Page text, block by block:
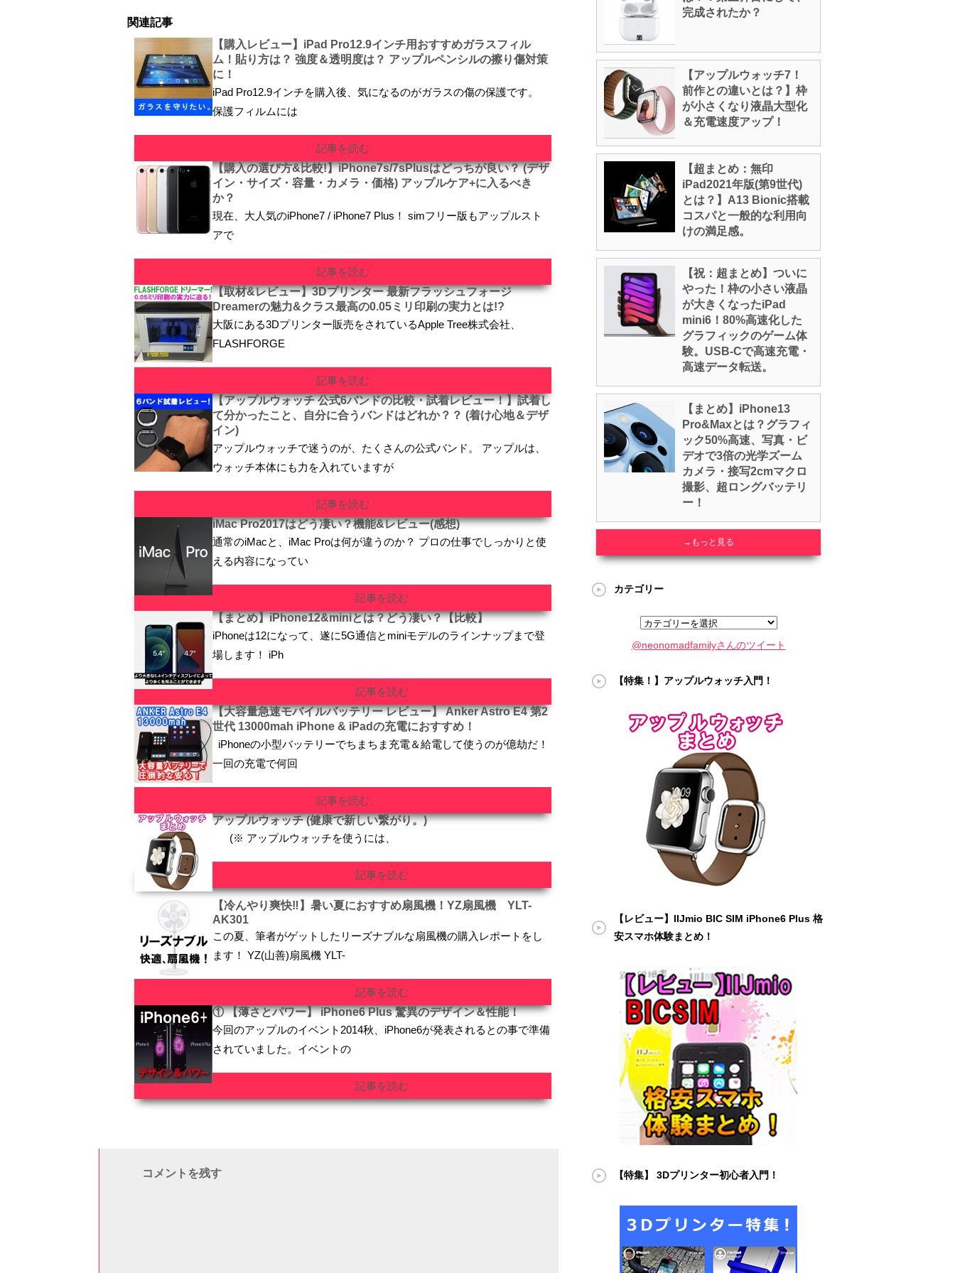
関連記事
【購入レビュー】iPad Pro12.9インチ用おすすめガラスフィル
ム！貼り方は？ 強度＆透明度は？ アップルペンシルの擦り傷対策
に！
iPad Pro12.9インチを購入後、気になるのがガラスの傷の保護です。
保護フィルムには
記事を読む
【購入の選び方&比較!】iPhone7s/7sPlusはどっちが良い？ (デザ
イン・サイズ・容量・カメラ・価格) アップルケア+に入るべき
か？
現在、大人気のiPhone7 / iPhone7 Plus！ simフリー版もアップルスト
アで
記事を読む
【取材&レビュー】3Dプリンター 最新フラッシュフォージ
Dreamerの魅力&クラス最高の0.05ミリ印刷の実力とは!?
大阪にある3Dプリンター販売をされているApple Tree株式会社、
FLASHFORGE
記事を読む
【アップルウォッチ 公式6バンドの比較・試着レビュー！】試着し
て分かったこと、自分に合うバンドはどれか？？ (着け心地＆デザ
イン)
アップルウォッチで迷うのが、たくさんの公式バンド。 アップルは、
ウォッチ本体にも力を入れていますが
記事を読む
iMac Pro2017はどう凄い？機能&レビュー(感想)
通常のiMacと、iMac Proは何が違うのか？ プロの仕事でしっかりと使
える内容になってい
記事を読む
【まとめ】iPhone12&miniとは？どう凄い？【比較】
iPhoneは12になって、遂に5G通信とminiモデルのラインナップまで登
場します！ iPh
記事を読む
【大容量急速モバイルバッテリー レビュー】 Anker Astro E4 第2
世代 13000mah iPhone & iPadの充電におすすめ！
iPhoneの小型バッテリーでちまちま充電＆給電して使うのが億劫だ！
一回の充電で何回
記事を読む
アップルウォッチ (健康で新しい繋がり。)
(※ アップルウォッチを使うには、
記事を読む
【冷んやり爽快‼】暑い夏におすすめ扇風機！YZ扇風機 YLT-
AK301
この夏、筆者がゲットしたリーズナブルな扇風機の購入レポートをし
ます！ YZ(山善)扇風機 YLT-
記事を読む
① 【薄さとパワー】 iPhone6 Plus 驚異のデザイン＆性能！
今回のアップルのイベント2014秋、iPhone6が発表されるとの事で準備
されていました。イベントの
記事を読む
コメントを残す
完成されたか？
【アップルウォッチ7！
前作との違いとは？】枠
が小さくなり液晶大型化
＆充電速度アップ！
【超まとめ：無印
iPad2021年版(第9世代)
とは？】A13 Bionic搭載
コスパと一般的な利用向
けの満足感。
【祝：超まとめ】ついに
やった！枠の小さい液晶
が大きくなったiPad
mini6！80%高速化した
グラフィックのゲーム体
験。USB-Cで高速充電・
高速データ転送。
【まとめ】iPhone13
Pro&Maxとは？グラフィ
ック50%高速、写真・ビ
デオで3倍の光学ズーム
カメラ・接写2cmマクロ
撮影、超ロングバッテリ
ー！
→もっと見る
カテゴリー
@neonomadfamilyさんのツイート
【特集！】アップルウォッチ入門！
【レビュー】IIJmio BIC SIM iPhone6 Plus 格
安スマホ体験まとめ！
【特集】 3Dプリンター初心者入門！